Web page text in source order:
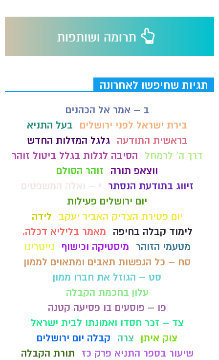
תגיות שחיפשו לאחרונה
ב – אמר אל הכהנים
בירת ישראל לפני ירושלים
בעל התניא
בראשית התודעה
גלגל המזלות החדש
דרך ה' לרמחל
הסיבה לגלות בגלל ביטול זוהר
ווצאפ תורה
זוהר הסולם
זיווג בתודעת הנסתר
י – ואלה המשפטים
יום ירושלים פעילות
יום פטירת הצדיק האביר יעקב
לידה
לימוד קבלה בחיפה
מאמר בליליא דכלה.
מטעמי הזוהר
מיסטיקה וכישוף
נייטרינו
סח – כל הנפשות תאבים ומתאוים לממון
סט – הגוזל את חברו ממון
עלון בחכמת הקבלה
פו – פוסעים בו פסיעה קטנה
צד – זכר חסדו ואמונתו לבית ישראל
צוק איתן
צרה
קבלה יום ירושלים
שיעור בספר התניא פרק כז
תורת הקבלה